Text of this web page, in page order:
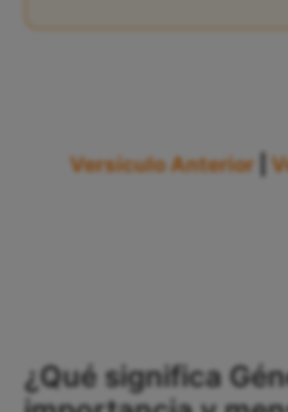
Versículo Anterior
¿Qué significa